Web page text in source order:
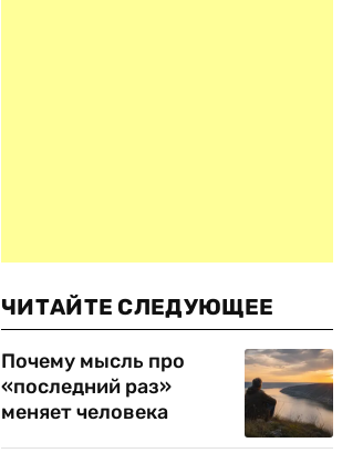
ЧИТАЙТЕ СЛЕДУЮЩЕЕ
Почему мысль про
«последний раз»
меняет человека